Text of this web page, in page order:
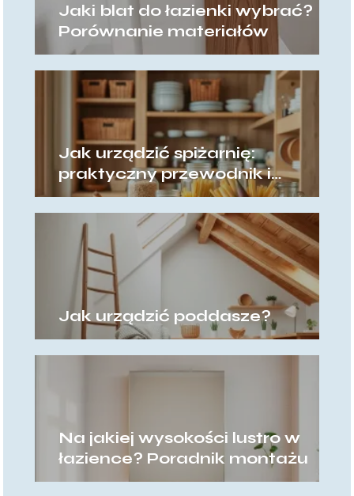
Jaki blat do łazienki wybrać?
Porównanie materiałów
Jak urządzić spiżarnię:
praktyczny przewodnik i
pomysły
Jak urządzić poddasze?
Na jakiej wysokości lustro w
łazience? Poradnik montażu